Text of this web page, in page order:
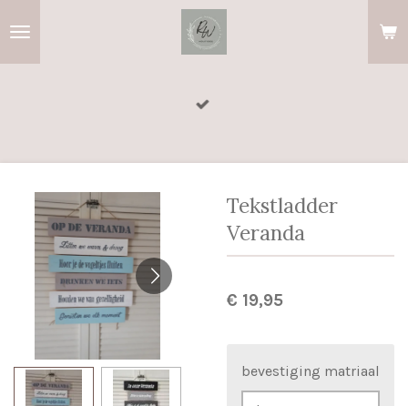
Tekstladder
Veranda
€ 19,95
bevestiging matriaal